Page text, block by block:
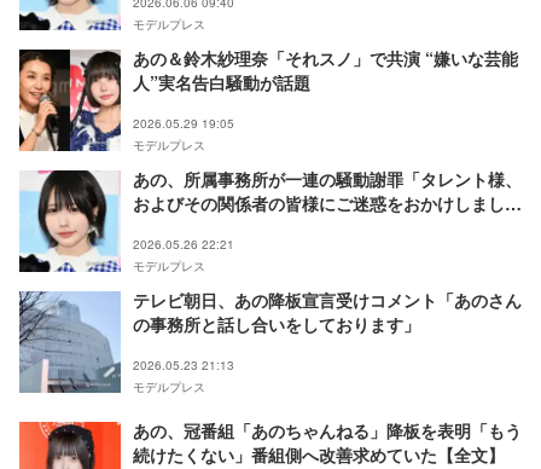
モデルプレス
あの＆鈴木紗理奈「それスノ」で共演 “嫌いな芸能
人”実名告白騒動が話題
2026.05.29 19:05
モデルプレス
あの、所属事務所が一連の騒動謝罪「タレント様、
およびその関係者の皆様にご迷惑をおかけしまし
2026.05.26 22:21
モデルプレス
テレビ朝日、あの降板宣言受けコメント「あのさん
の事務所と話し合いをしております」
2026.05.23 21:13
モデルプレス
あの、冠番組「あのちゃんねる」降板を表明「もう
続けたくない」番組側へ改善求めていた【全文】